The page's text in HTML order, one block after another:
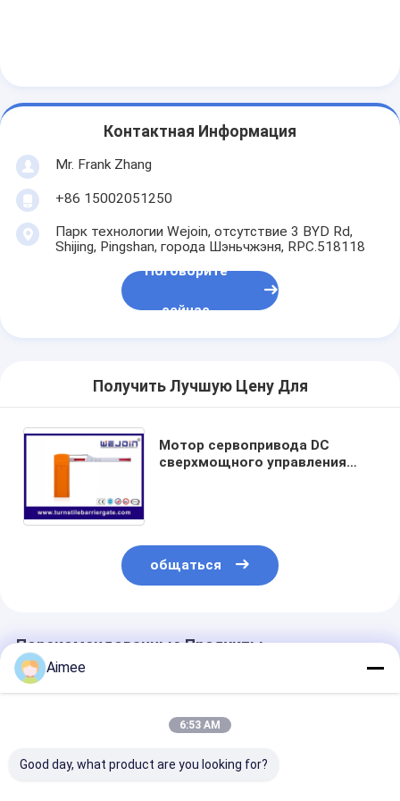
Контактная Информация
Mr. Frank Zhang
+86 15002051250
Парк технологии Wejoin, отсутствие 3 BYD Rd,
Shijing, Pingshan, города Шэньчжэня, RPC.518118
Поговорите
сейчас
Получить Лучшую Цену Для
Мотор сервопривода DC
сверхмощного управления
общаться
Порекомендованные Продукты
Aimee
6:53 AM
Good day, what product are you looking for?